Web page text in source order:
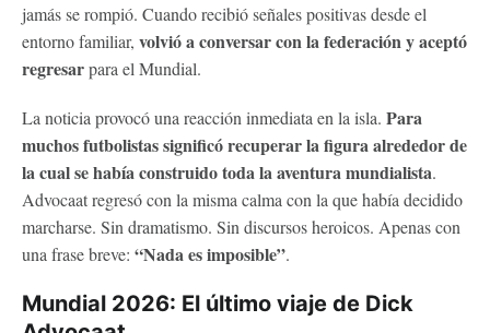
jamás se rompió. Cuando recibió señales positivas desde el
entorno familiar, volvió a conversar con la federación y aceptó
regresarpara el Mundial.
La noticia provocó una reacción inmediata en la isla. Para
muchos futbolistas significó recuperar la figura alrededor de
la cual se había construido toda la aventura mundialista.
Advocaat regresó con la misma calma con la que había decidido
marcharse. Sin dramatismo. Sin discursos heroicos. Apenas con
una frase breve: “Nada es imposible”.
Mundial 2026: El último viaje de Dick